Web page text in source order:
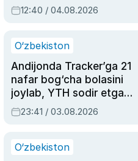
intellektni boshqara
olmay qolishidan xavotir
12:40 / 04.08.2026
O‘zbekiston
Andijonda Tracker’ga 21
nafar bog‘cha bolasini
joylab, YTH sodir etgan
ayolga sud hukmi o‘qildi
23:41 / 03.08.2026
O‘zbekiston